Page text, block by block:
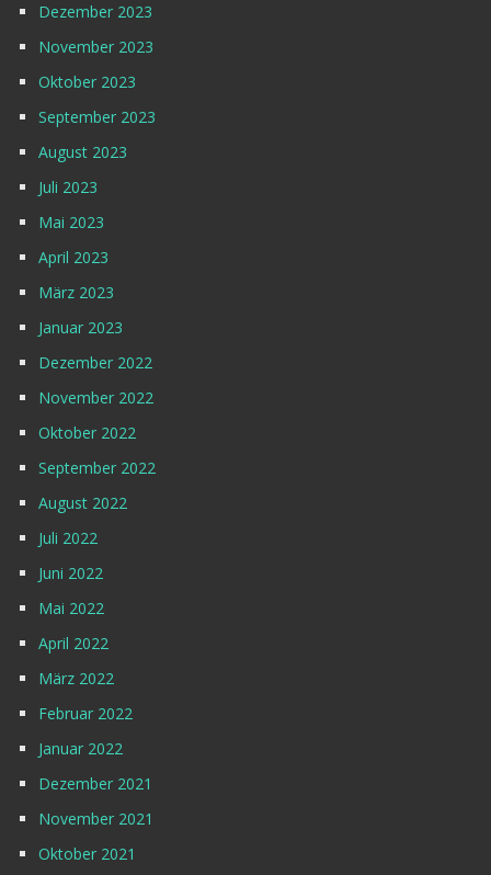
Dezember 2023
November 2023
Oktober 2023
September 2023
August 2023
Juli 2023
Mai 2023
April 2023
März 2023
Januar 2023
Dezember 2022
November 2022
Oktober 2022
September 2022
August 2022
Juli 2022
Juni 2022
Mai 2022
April 2022
März 2022
Februar 2022
Januar 2022
Dezember 2021
November 2021
Oktober 2021